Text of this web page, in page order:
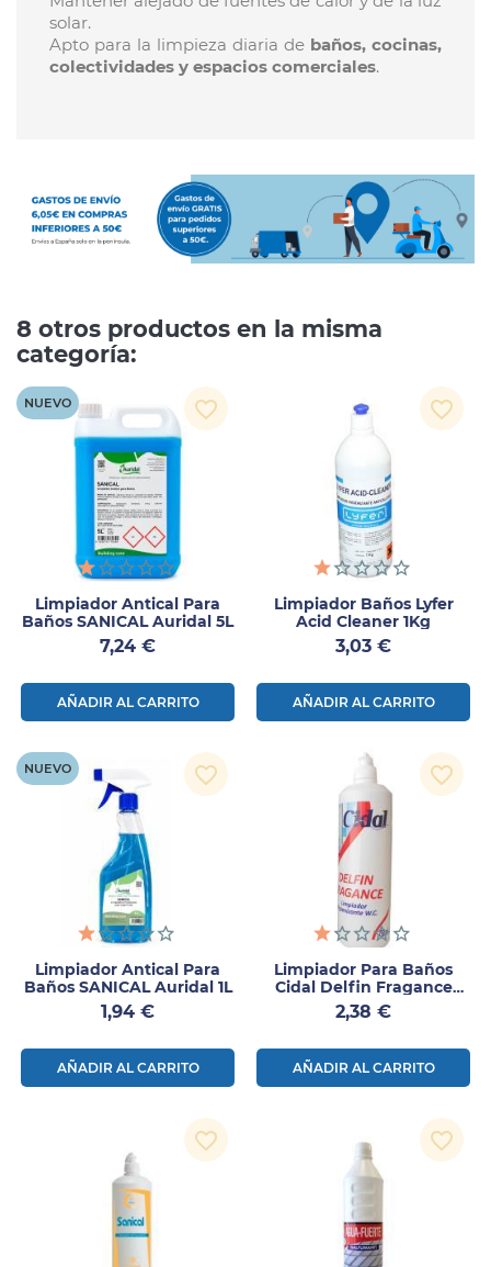
solar.
Apto para la limpieza diaria de baños, cocinas,
colectividades y espacios comerciales.
8 otros productos en la misma
categoría:
Limpiador Antical Para
Baños SANICAL Auridal 5L
Precio
7,24 €
AÑADIR AL CARRITO
NUEVO favorite_border
Limpiador Baños Lyfer
Acid Cleaner 1Kg
Precio
3,03 €
AÑADIR AL CARRITO
favorite_border
Limpiador Antical Para
Baños SANICAL Auridal 1L
Precio
1,94 €
AÑADIR AL CARRITO
NUEVO favorite_border
Limpiador Para Baños
Cidal Delfin Fragance
750ml
Precio
2,38 €
AÑADIR AL CARRITO
favorite_border
favorite_border favorite_border